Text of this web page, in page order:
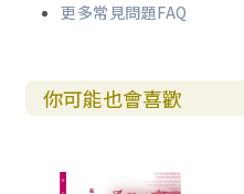
更多常見問題FAQ
你可能也會喜歡